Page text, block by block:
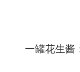
一罐花生酱：